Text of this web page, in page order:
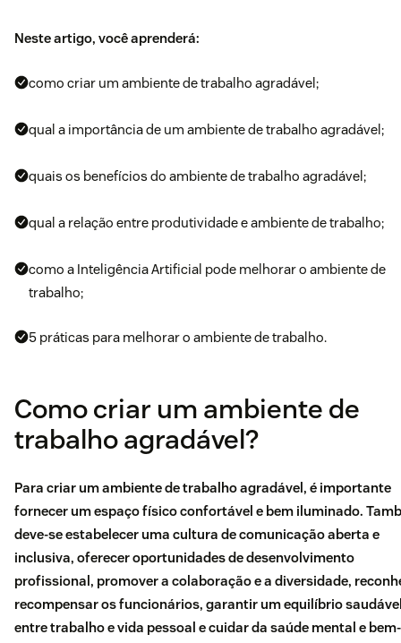
Neste artigo, você aprenderá:
como criar um ambiente de trabalho agradável;
qual a importância de um ambiente de trabalho agradável;
quais os benefícios do ambiente de trabalho agradável;
qual a relação entre produtividade e ambiente de trabalho;
como a Inteligência Artificial pode melhorar o ambiente de
trabalho;
5 práticas para melhorar o ambiente de trabalho.
Como criar um ambiente de
trabalho agradável?
Para criar um ambiente de trabalho agradável, é importante
fornecer um espaço físico confortável e bem iluminado.
deve-se estabelecer uma cultura de comunicação aberta e
inclusiva, oferecer oportunidades de desenvolvimento
profissional, promover a colaboração e a diversidade,
recompensar os funcionários, garantir um equilíbrio
entre trabalho e vida pessoal e cuidar da saúde mental e